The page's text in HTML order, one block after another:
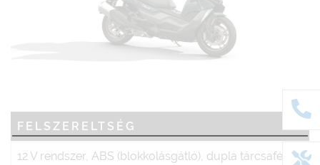
FELSZERELTSÉG
12 V rendszer, ABS (blokkolásgátló), dupla tárcsafék